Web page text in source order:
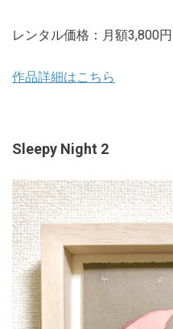
レンタル価格：月額3,800円
作品詳細はこちら
Sleepy Night 2